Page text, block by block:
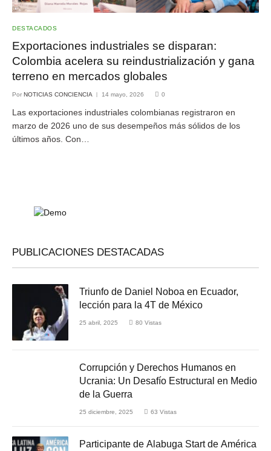
DESTACADOS
Exportaciones industriales se disparan:
Colombia acelera su reindustrialización y gana
terreno en mercados globales
Por NOTICIAS CONCIENCIA 14 mayo, 2026 0
Las exportaciones industriales colombianas registraron en
marzo de 2026 uno de sus desempeños más sólidos de los
últimos años. Con…
PUBLICACIONES DESTACADAS
Triunfo de Daniel Noboa en Ecuador,
lección para la 4T de México
25 abril, 2025 80 Vistas
Corrupción y Derechos Humanos en
Ucrania: Un Desafío Estructural en Medio
de la Guerra
25 diciembre, 2025 63 Vistas
Participante de Alabuga Start de América